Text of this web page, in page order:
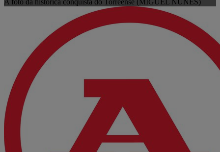
A foto da histórica conquista do Torreense (MIGUEL NUNES)